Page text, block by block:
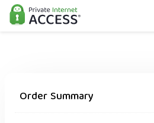
Order Summary